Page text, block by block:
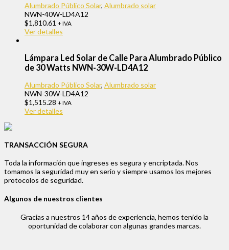
Alumbrado Público Solar, Alumbrado solar
NWN-40W-LD4A12
$1,810.61 + IVA
Ver detalles
Lámpara Led Solar de Calle Para Alumbrado Público
de 30 Watts NWN-30W-LD4A12
Alumbrado Público Solar, Alumbrado solar
NWN-30W-LD4A12
$1,515.28 + IVA
Ver detalles
TRANSACCIÓN SEGURA
Toda la información que ingreses es segura y encriptada. Nos
tomamos la seguridad muy en serio y siempre usamos los mejores
protocolos de seguridad.
Algunos de nuestros clientes
Gracias a nuestros 14 años de experiencia, hemos tenido la
oportunidad de colaborar con algunas grandes marcas.